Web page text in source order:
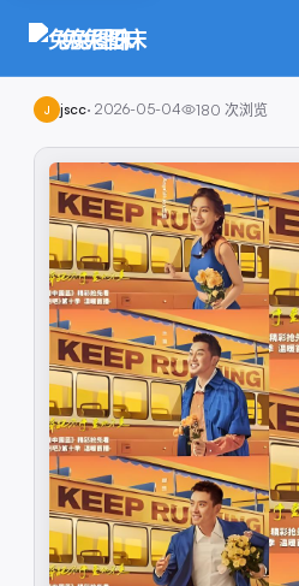
兔兔图床
J jscc· 2026-05-04 180 次浏览